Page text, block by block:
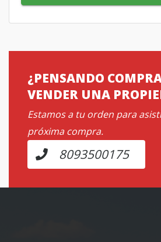
¿PENSANDO
VENDER UNA
Estamos a tu orden para
próxima compra.
8093500175